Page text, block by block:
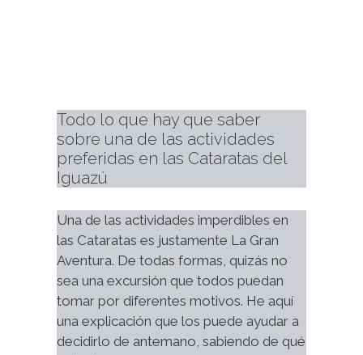
Todo lo que hay que saber
sobre una de las actividades
preferidas en las Cataratas del
Iguazú
Una de las actividades imperdibles en
las Cataratas es justamente La Gran
Aventura. De todas formas, quizás no
sea una excursión que todos puedan
tomar por diferentes motivos. He aquí
una explicación que los puede ayudar a
decidirlo de antemano, sabiendo de qué